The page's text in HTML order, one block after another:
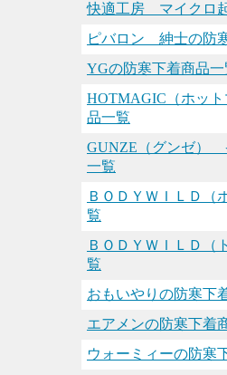
快適工房 マイクロ
ピバロン 紳士の防
YGの防寒下着商品一
HOTMAGIC（ホッ
品一覧
GUNZE（グンゼ）
一覧
ＢＯＤＹＷＩＬＤ（
覧
ＢＯＤＹＷＩＬＤ（
覧
おもいやりの防寒下
エアメンの防寒下着
ウォーミィーの防寒